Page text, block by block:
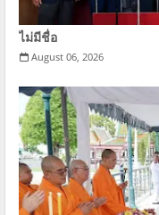
ไม่มีชื่อ
August 06, 2026